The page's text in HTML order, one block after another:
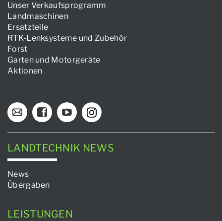
Unser Verkaufsprogramm
Landmaschinen
Ersatzteile
RTK-Lenksysteme und Zubehör
Forst
Garten und Motorgeräte
Aktionen
LANDTECHNIK NEWS
News
Übergaben
LEISTUNGEN